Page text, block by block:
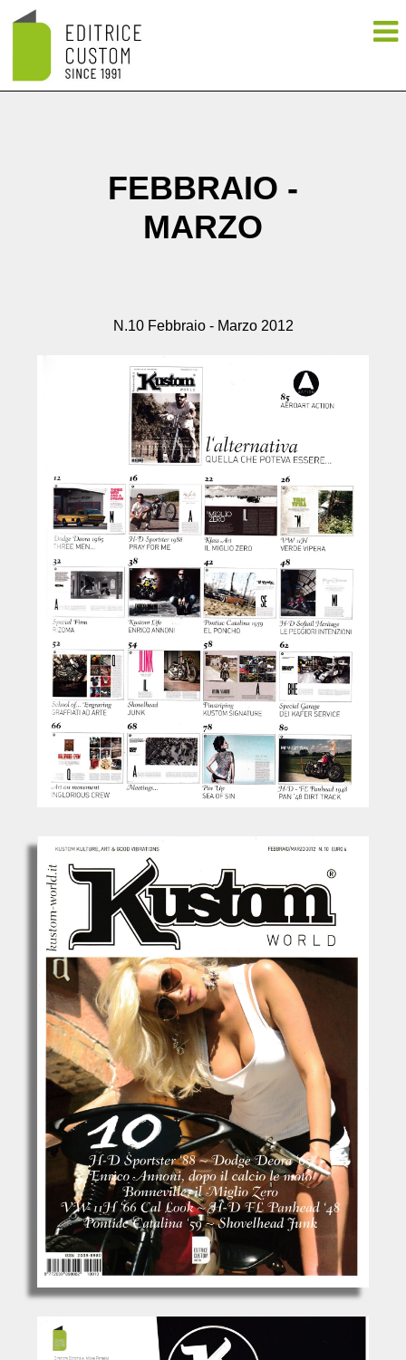
FEBBRAIO -
MARZO
N.10 Febbraio - Marzo 2012